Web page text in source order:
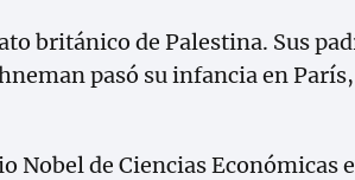
británico de Palestina. Sus
pasó su infancia en
de Ciencias Económicas